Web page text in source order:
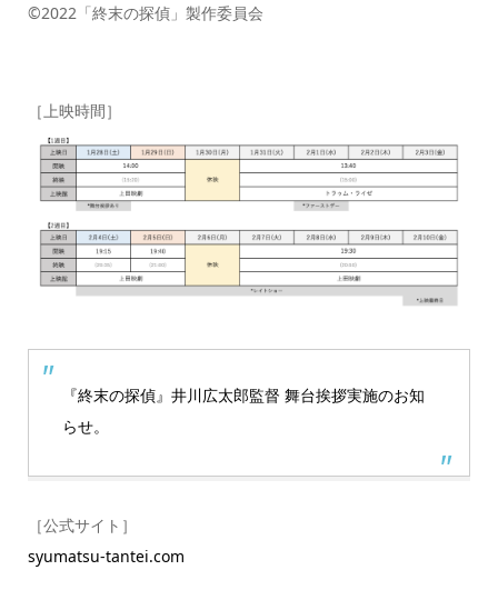
©2022「終末の探偵」製作委員会
［上映時間］
『終末の探偵』井川広太郎監督 舞台挨拶実施のお知
らせ。
［公式サイト］
syumatsu-tantei.com